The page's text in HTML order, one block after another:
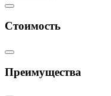
Стоимость
Преимущества